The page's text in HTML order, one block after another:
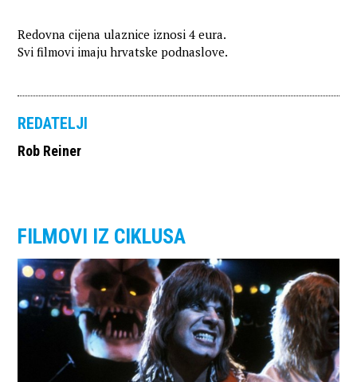
Redovna cijena ulaznice iznosi 4 eura.
Svi filmovi imaju hrvatske podnaslove.
REDATELJI
Rob Reiner
FILMOVI IZ CIKLUSA